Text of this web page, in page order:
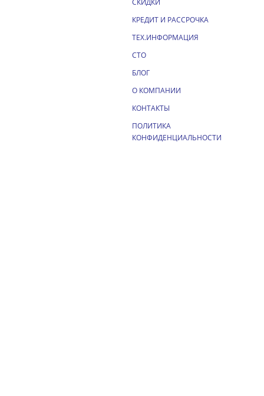
СКИДКИ
КРЕДИТ И РАССРОЧКА
ТЕХ.ИНФОРМАЦИЯ
СТО
БЛОГ
О КОМПАНИИ
КОНТАКТЫ
ПОЛИТИКА
КОНФИДЕНЦИАЛЬНОСТИ